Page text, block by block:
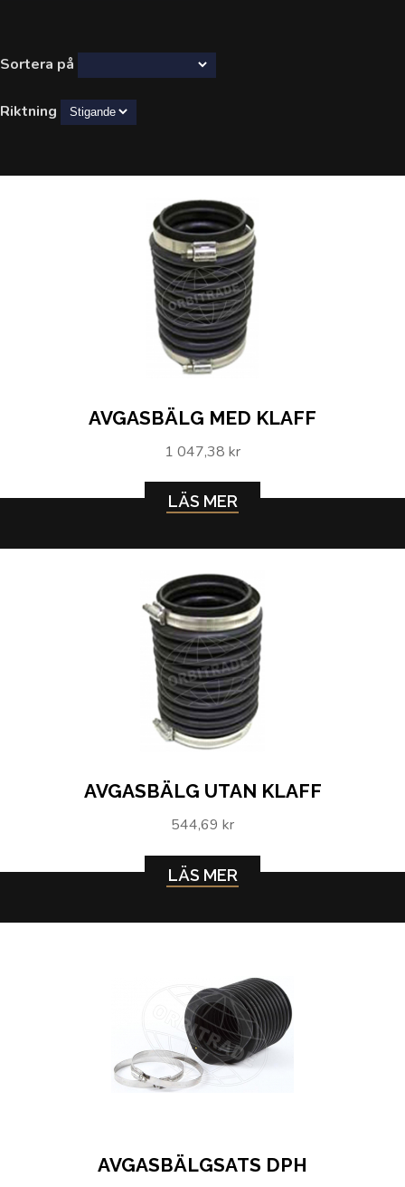
Sortera på
Riktning
AVGASBÄLG MED KLAFF
1 047,38 kr
LÄS MER
AVGASBÄLG UTAN KLAFF
544,69 kr
LÄS MER
AVGASBÄLGSATS DPH